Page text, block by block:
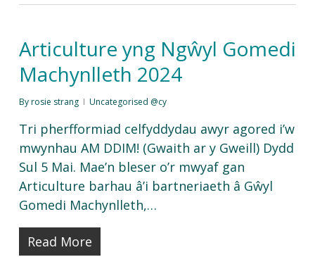
Articulture yng Ngŵyl Gomedi
Machynlleth 2024
Byrosie strang Uncategorised @cy
Tri pherfformiad celfyddydau awyr agored i’w
mwynhau AM DDIM! (Gwaith ar y Gweill) Dydd
Sul 5 Mai. Mae’n bleser o’r mwyaf gan
Articulture barhau â’i bartneriaeth â Gŵyl
Gomedi Machynlleth,…
Read More